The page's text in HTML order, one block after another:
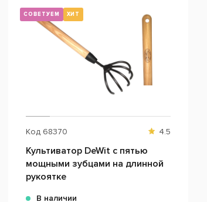
СОВЕТУЕМ ХИТ
Код 68370 4.5
Культиватор DeWit с пятью
мощными зубцами на длинной
рукоятке
В наличии